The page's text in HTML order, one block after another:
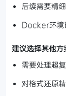
后续需要精
Docker环境
建议选择其他方
需要处理超
对格式还原